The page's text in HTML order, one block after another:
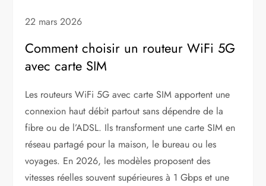
22 mars 2026
Comment choisir un routeur WiFi 5G
avec carte SIM
Les routeurs WiFi 5G avec carte SIM apportent une
connexion haut débit partout sans dépendre de la
fibre ou de l’ADSL. Ils transforment une carte SIM en
réseau partagé pour la maison, le bureau ou les
voyages. En 2026, les modèles proposent des
vitesses réelles souvent supérieures à 1 Gbps et une